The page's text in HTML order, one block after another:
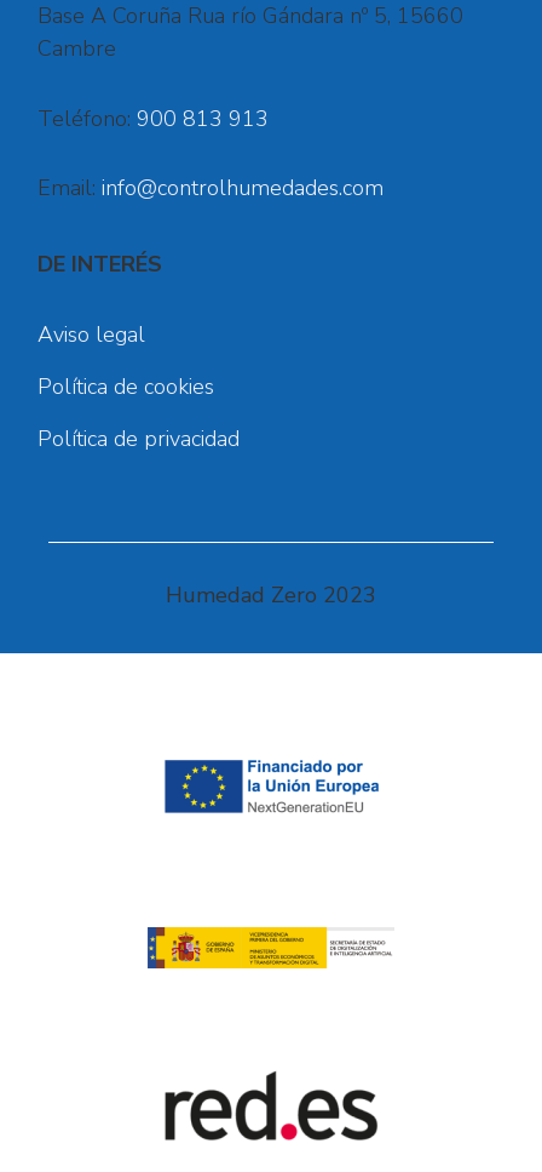
Base A Coruña Rua río Gándara nº 5, 15660
Cambre
Teléfono: 900 813 913
Email: info@controlhumedades.com
DE INTERÉS
Aviso legal
Política de cookies
Política de privacidad
Humedad Zero 2023